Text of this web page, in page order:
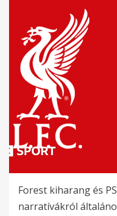
Forest kiharang és
narratívákról